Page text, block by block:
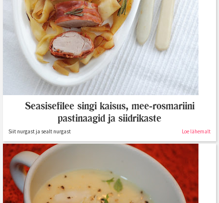
Seasisefilee singi kaisus, mee-rosmariini
pastinaagid ja siidrikaste
Siit nurgast ja sealt nurgast Loe lähemalt